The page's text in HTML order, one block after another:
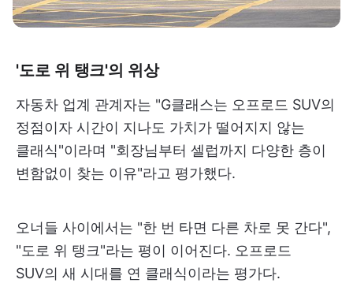
'도로 위 탱크'의 위상
자동차 업계 관계자는 "G클래스는 오프로드 SUV의
정점이자 시간이 지나도 가치가 떨어지지 않는
클래식"이라며 "회장님부터 셀럽까지 다양한 층이
변함없이 찾는 이유"라고 평가했다.
오너들 사이에서는 "한 번 타면 다른 차로 못 간다",
"도로 위 탱크"라는 평이 이어진다. 오프로드
SUV의 새 시대를 연 클래식이라는 평가다.